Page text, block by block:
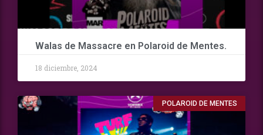
Walas de Massacre en Polaroid de Mentes.
18 diciembre, 2024
POLAROID DE MENTES